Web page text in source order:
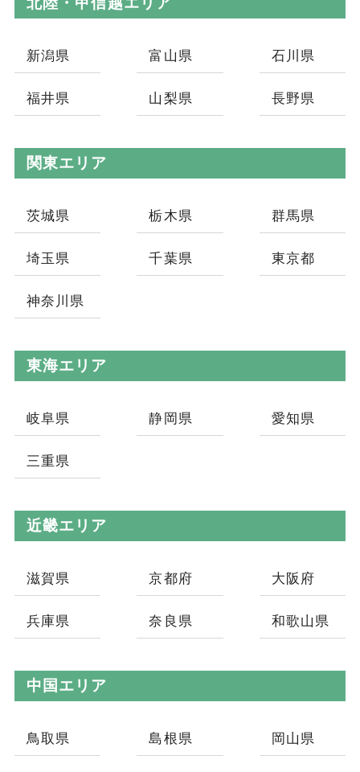
新潟県 富山県 石川県
福井県 山梨県 長野県
関東エリア
茨城県 栃木県 群馬県
埼玉県 千葉県 東京都
神奈川県
東海エリア
岐阜県 静岡県 愛知県
三重県
近畿エリア
滋賀県 京都府 大阪府
兵庫県 奈良県 和歌山県
中国エリア
鳥取県 島根県 岡山県